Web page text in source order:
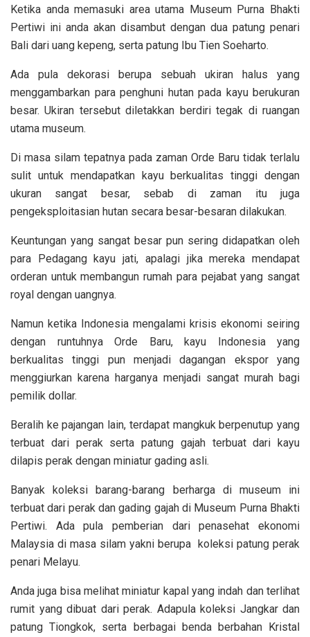
Ketika anda memasuki area utama Museum Purna Bhakti
Pertiwi ini anda akan disambut dengan dua patung penari
Bali dari uang kepeng, serta patung Ibu Tien Soeharto.
Ada pula dekorasi berupa sebuah ukiran halus yang
menggambarkan para penghuni hutan pada kayu berukuran
besar. Ukiran tersebut diletakkan berdiri tegak di ruangan
utama museum.
Di masa silam tepatnya pada zaman Orde Baru tidak terlalu
sulit untuk mendapatkan kayu berkualitas tinggi dengan
ukuran sangat besar, sebab di zaman itu juga
pengeksploitasian hutan secara besar-besaran dilakukan.
Keuntungan yang sangat besar pun sering didapatkan oleh
para Pedagang kayu jati, apalagi jika mereka mendapat
orderan untuk membangun rumah para pejabat yang sangat
royal dengan uangnya.
Namun ketika Indonesia mengalami krisis ekonomi seiring
dengan runtuhnya Orde Baru, kayu Indonesia yang
berkualitas tinggi pun menjadi dagangan ekspor yang
menggiurkan karena harganya menjadi sangat murah bagi
pemilik dollar.
Beralih ke pajangan lain, terdapat mangkuk berpenutup yang
terbuat dari perak serta patung gajah terbuat dari kayu
dilapis perak dengan miniatur gading asli.
Banyak koleksi barang-barang berharga di museum ini
terbuat dari perak dan gading gajah di Museum Purna Bhakti
Pertiwi. Ada pula pemberian dari penasehat ekonomi
Malaysia di masa silam yakni berupa koleksi patung perak
penari Melayu.
Anda juga bisa melihat miniatur kapal yang indah dan terlihat
rumit yang dibuat dari perak. Adapula koleksi Jangkar dan
patung Tiongkok, serta berbagai benda berbahan Kristal